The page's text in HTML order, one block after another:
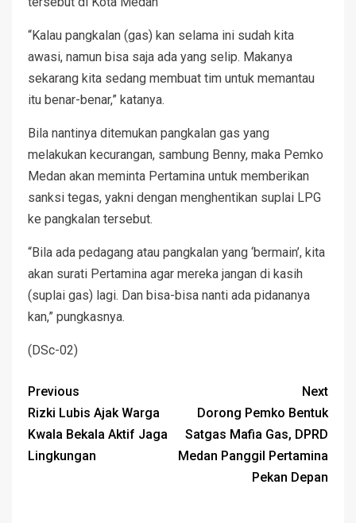
“Kalau pangkalan (gas) kan selama ini sudah kita
awasi, namun bisa saja ada yang selip. Makanya
sekarang kita sedang membuat tim untuk memantau
itu benar-benar,” katanya.
Bila nantinya ditemukan pangkalan gas yang
melakukan kecurangan, sambung Benny, maka Pemko
Medan akan meminta Pertamina untuk memberikan
sanksi tegas, yakni dengan menghentikan suplai LPG
ke pangkalan tersebut.
“Bila ada pedagang atau pangkalan yang ‘bermain’, kita
akan surati Pertamina agar mereka jangan di kasih
(suplai gas) lagi. Dan bisa-bisa nanti ada pidananya
kan,” pungkasnya.
(DSc-02)
Previous
Rizki Lubis Ajak Warga
Kwala Bekala Aktif Jaga
Lingkungan
Next
Dorong Pemko Bentuk
Satgas Mafia Gas, DPRD
Medan Panggil Pertamina
Pekan Depan